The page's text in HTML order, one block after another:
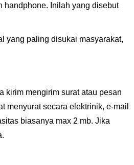
handphone. Inilah yang disebut
yang paling disukai masyarakat,
kirim mengirim surat atau pesan
menyurat secara elektrinik, e-mail
biasanya max 2 mb. Jika